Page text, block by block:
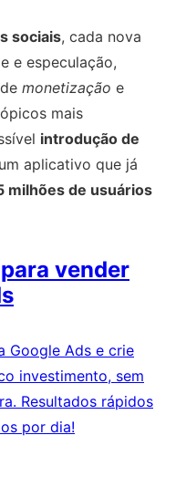
sociais, cada nova
e especulação,
monetização e
mais
introdução de
aplicativo que já
milhões de usuários
vender
Google Ads e crie
investimento, sem
Resultados rápidos
por dia!